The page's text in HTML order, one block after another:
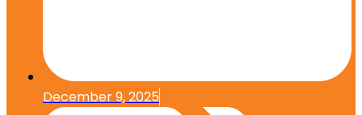
December 9, 2025